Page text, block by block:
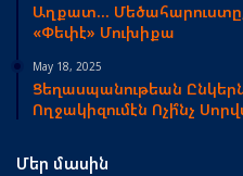
Աղքատ…
«Փեփէ» Մուխիքա
May 18, 2025
Ցեղասպանութեան
Ողջակիզումէն Ոչի՞նչ
Մեր մասին